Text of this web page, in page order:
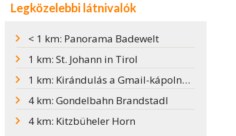
Legközelebbi látnivalók
< 1 km: Panorama Badewelt
1 km: St. Johann in Tirol
1 km: Kirándulás a Gmail-kápolnához
4 km: Gondelbahn Brandstadl
4 km: Kitzbüheler Horn